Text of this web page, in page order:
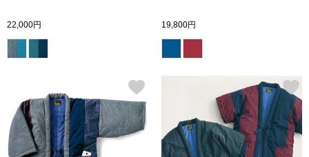
ルーム･アン
ルームウェア
22,000円 19,800円